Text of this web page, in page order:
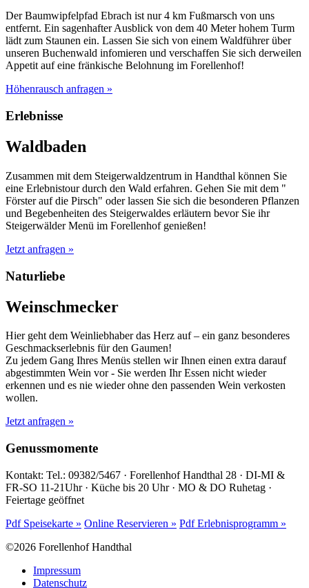
Der Baumwipfelpfad Ebrach ist nur 4 km Fußmarsch von uns
entfernt. Ein sagenhafter Ausblick von dem 40 Meter hohem Turm
lädt zum Staunen ein. Lassen Sie sich von einem Waldführer über
unseren Buchenwald infomieren und verschaffen Sie sich derweilen
Appetit auf eine fränkische Belohnung im Forellenhof!
Höhenrausch anfragen »
Erlebnisse
Waldbaden
Zusammen mit dem Steigerwaldzentrum in Handthal können Sie
eine Erlebnistour durch den Wald erfahren. Gehen Sie mit dem "
Förster auf die Pirsch" oder lassen Sie sich die besonderen Pflanzen
und Begebenheiten des Steigerwaldes erläutern bevor Sie ihr
Steigerwälder Menü im Forellenhof genießen!
Jetzt anfragen »
Naturliebe
Weinschmecker
Hier geht dem Weinliebhaber das Herz auf – ein ganz besonderes
Geschmackserlebnis für den Gaumen!
Zu jedem Gang Ihres Menüs stellen wir Ihnen einen extra darauf
abgestimmten Wein vor - Sie werden Ihr Essen nicht wieder
erkennen und es nie wieder ohne den passenden Wein verkosten
wollen.
Jetzt anfragen »
Genussmomente
Kontakt: Tel.: 09382/5467 · Forellenhof Handthal 28 · DI-MI &
FR-SO 11-21Uhr · Küche bis 20 Uhr · MO & DO Ruhetag ·
Feiertage geöffnet
Pdf Speisekarte » Online Reservieren » Pdf Erlebnisprogramm »
©2026 Forellenhof Handthal
Impressum
Datenschutz